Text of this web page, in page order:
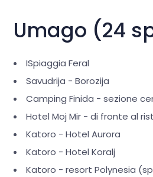
Umago (24
ISpiaggia Feral
Savudrija - Borozija
Camping Finida - sezione
Hotel Moj Mir - di fronte al
Katoro - Hotel Aurora
Katoro - Hotel Koralj
Katoro - resort Polynesia